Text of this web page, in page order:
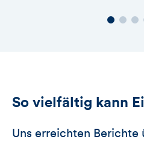
So vielfältig kann
Uns erreichten